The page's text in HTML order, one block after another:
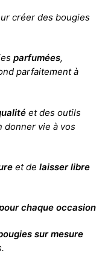
créer des bougies
parfumées,
parfaitement à
et des outils
donner vie à vos
et de laisser libre
chaque occasion
sur mesure